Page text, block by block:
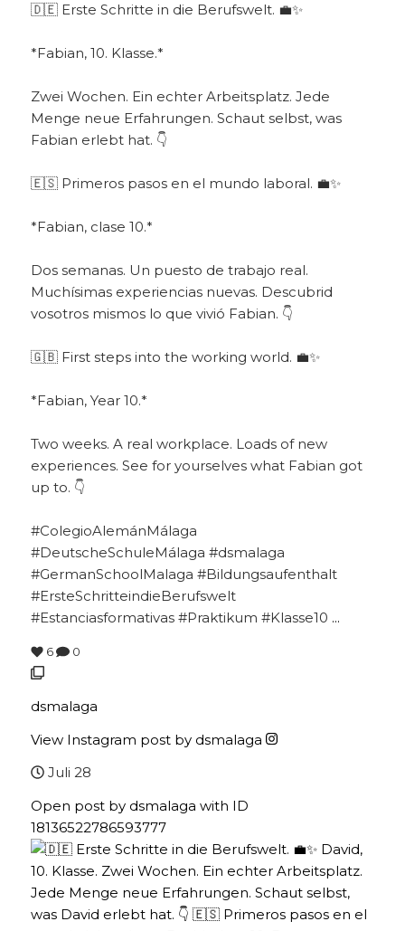
🇩🇪 Erste Schritte in die Berufswelt. 💼✨
*Fabian, 10. Klasse.*
Zwei Wochen. Ein echter Arbeitsplatz. Jede
Menge neue Erfahrungen. Schaut selbst, was
Fabian erlebt hat. 👇
🇪🇸 Primeros pasos en el mundo laboral. 💼✨
*Fabian, clase 10.*
Dos semanas. Un puesto de trabajo real.
Muchísimas experiencias nuevas. Descubrid
vosotros mismos lo que vivió Fabian. 👇
🇬🇧 First steps into the working world. 💼✨
*Fabian, Year 10.*
Two weeks. A real workplace. Loads of new
experiences. See for yourselves what Fabian got
up to. 👇
#ColegioAlemánMálaga
#DeutscheSchuleMálaga #dsmalaga
#GermanSchoolMalaga #Bildungsaufenthalt
#ErsteSchritteindieBerufswelt
#Estanciasformativas #Praktikum #Klasse10 ...
6 0
dsmalaga
View Instagram post by dsmalaga
Juli 28
Open post by dsmalaga with ID
18136522786593777